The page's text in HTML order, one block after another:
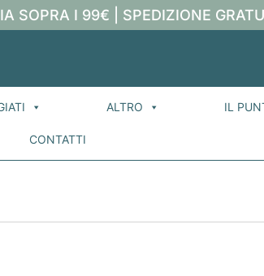
SOPRA I 99€ | SPEDIZIONE
ALTRO IL
CONTATTI